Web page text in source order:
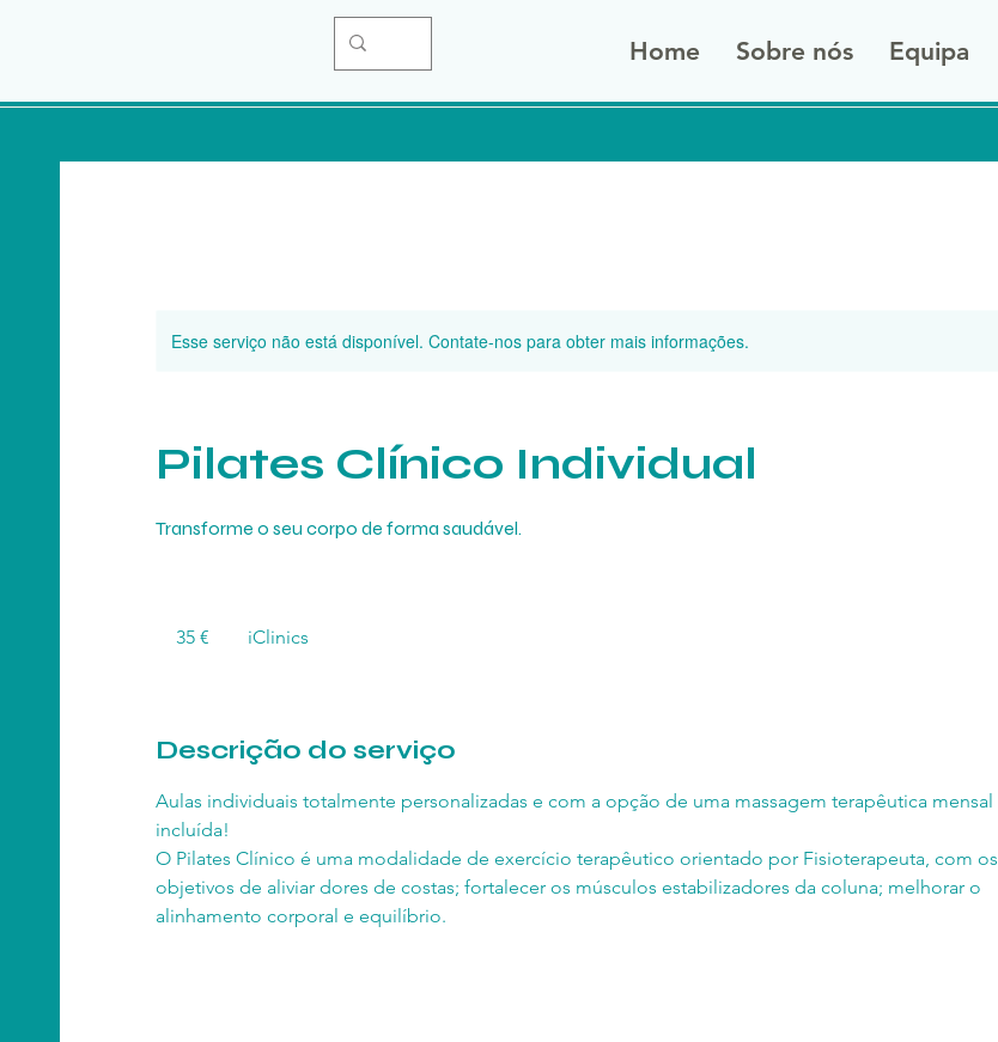
Home Sobre nós Equipa
Esse serviço não está disponível. Contate-nos para obter mais informações.
Pilates Clínico Individual
Transforme o seu corpo de forma saudável.
35 € iClinics
Descrição do serviço
Aulas individuais totalmente personalizadas e com a opção de uma massagem terapêutica mensal
incluída!
O Pilates Clínico é uma modalidade de exercício terapêutico orientado por Fisioterapeuta, com os
objetivos de aliviar dores de costas; fortalecer os músculos estabilizadores da coluna; melhorar o
alinhamento corporal e equilíbrio.